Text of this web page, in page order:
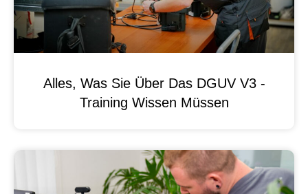
Alles, Was Sie Über Das DGUV V3 -
Training Wissen Müssen